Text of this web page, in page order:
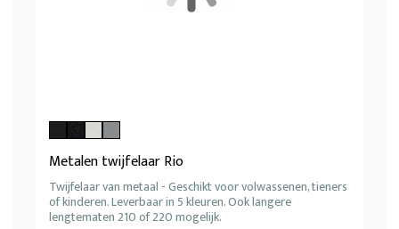
Metalen twijfelaar Rio
Twijfelaar van metaal - Geschikt voor volwassenen, tieners
of kinderen. Leverbaar in 5 kleuren. Ook langere
lengtematen 210 of 220 mogelijk.